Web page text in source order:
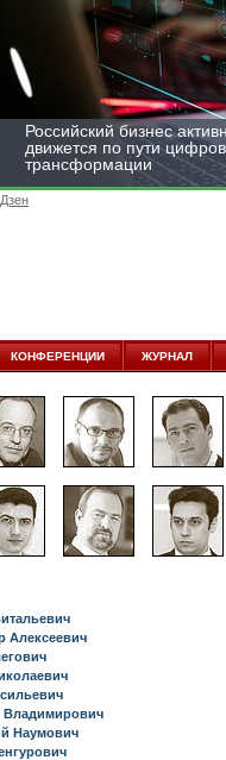
Российский бизнес
движется по пути
трансформации
КОНФЕРЕНЦИИ ЖУРНАЛ
Алексеевич
Наумович